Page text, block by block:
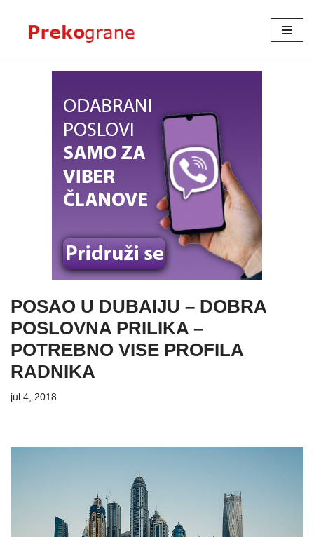
Skoči
POSAO U DUBAIJU – DOBRA
POSLOVNA PRILIKA –
POTREBNO VISE PROFILA
RADNIKA
jul 4, 2018